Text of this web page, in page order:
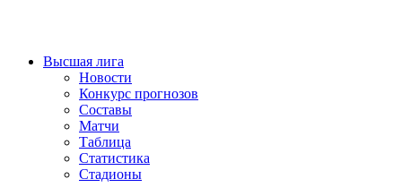
Высшая лига
Новости
Конкурс прогнозов
Составы
Матчи
Таблица
Статистика
Стадионы